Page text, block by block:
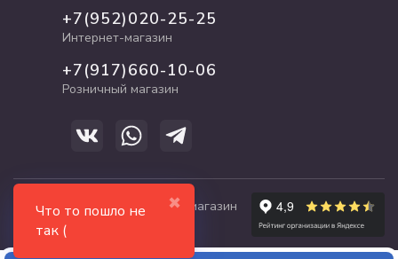
✖
Что то пошло не
так (
График работы
Полезные статьи
Для кошек
Для собак
Для грызунов
Для рыб и рептилий
+7(952)020-25-25
Интернет-магазин
+7(917)660-10-06
Розничный магазин
© 2017-2026 zooshop21.ru - магазин
зоотоваров в Чебоксарах